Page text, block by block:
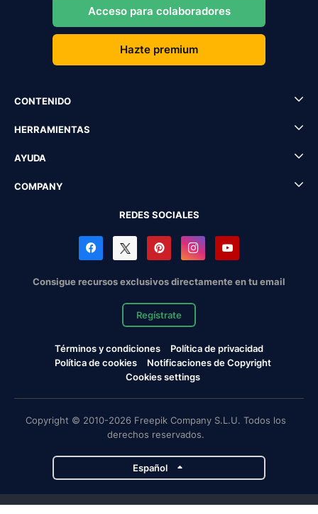
Acceso para colaboradores
Hazte premium
CONTENIDO
HERRAMIENTAS
AYUDA
COMPANY
REDES SOCIALES
Consigue recursos exclusivos directamente en tu email
Regístrate
Términos y condiciones
Política de privacidad
Política de cookies
Notificaciones de Copyright
Cookies settings
Copyright © 2010-2026 Freepik Company S.L.U. Todos los
derechos reservados.
Español